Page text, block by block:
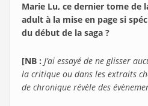
Marie Lu, ce dernier tome de
adult à la mise en page si
du début de la saga ?
[NB : J’ai essayé de ne glisser
la critique ou dans les extraits
de chronique révèle des